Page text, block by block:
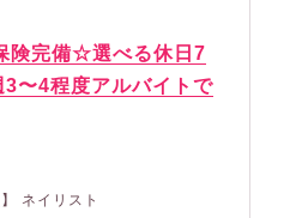
険完備☆選べる休日7
〜4程度アルバイトで
】 ネイリスト